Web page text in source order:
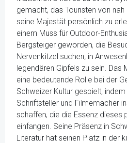
gemacht, das Touristen von nah
seine Majestät persönlich zu
einem Muss für Outdoor-
Bergsteiger geworden, die
Nervenkitzel suchen, in
legendären Gipfels zu sein. Das
eine bedeutende Rolle bei der
Schweizer Kultur gespielt, indem
Schriftsteller und Filmemacher
schaffen, die die Essenz dieses
einfangen. Seine Präsenz in
Literatur hat seinen Platz in der